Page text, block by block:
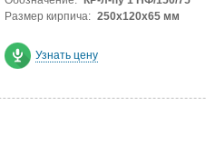
Размер кирпича: 250х120х65 мм
Узнать цену